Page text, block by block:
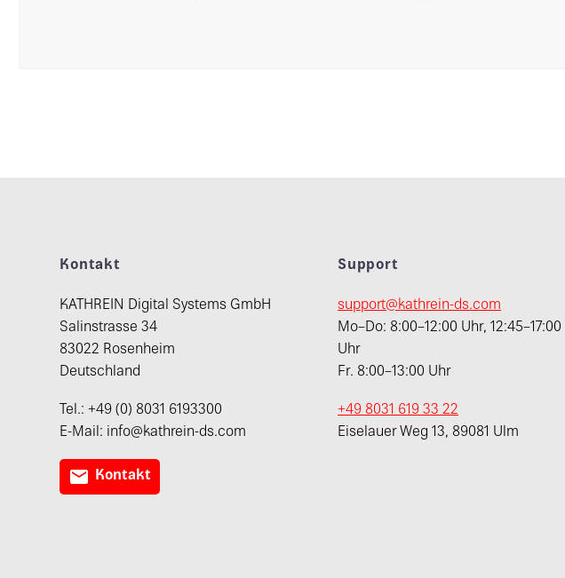
Kontakt
KATHREIN Digital Systems GmbH
Salinstrasse 34
83022 Rosenheim
Deutschland
Tel.: +49 (0) 8031 6193300
E-Mail: info@kathrein-ds.com
 Kontakt
Support
support@kathrein-ds.com
Mo–Do: 8:00–12:00 Uhr, 12:45–17:00
Uhr
Fr. 8:00–13:00 Uhr
+49 8031 619 33 22
Eiselauer Weg 13, 89081 Ulm